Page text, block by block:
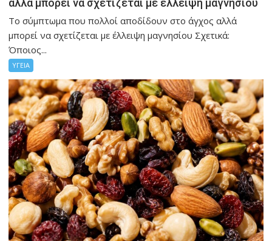
Το σύμπτωμα που πολλοί αποδίδουν στο άγχος αλλά
μπορεί να σχετίζεται με έλλειψη μαγνησίου Σχετικά:
Όποιος...
ΥΓΕΙΑ